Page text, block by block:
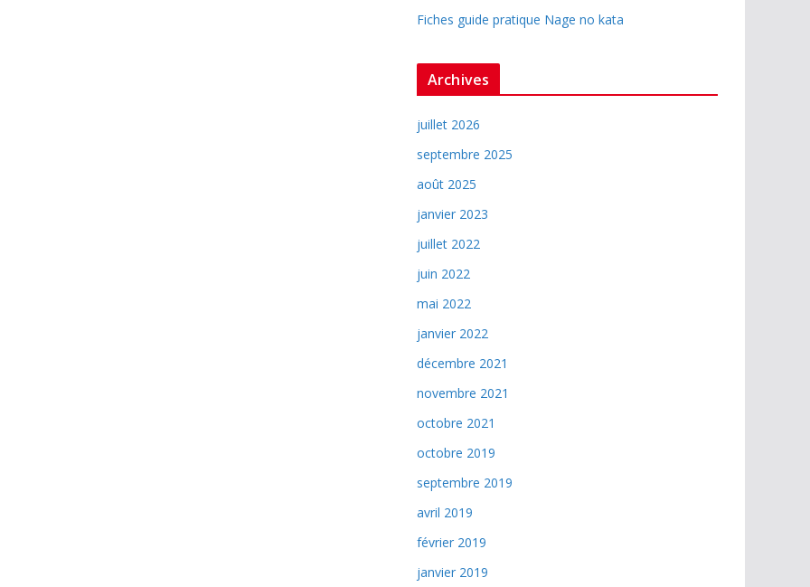
Fiches guide pratique Nage no kata
Archives
juillet 2026
septembre 2025
août 2025
janvier 2023
juillet 2022
juin 2022
mai 2022
janvier 2022
décembre 2021
novembre 2021
octobre 2021
octobre 2019
septembre 2019
avril 2019
février 2019
janvier 2019